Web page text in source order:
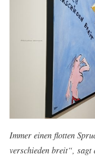
Immer einen flotten
verschieden breit“, sagt